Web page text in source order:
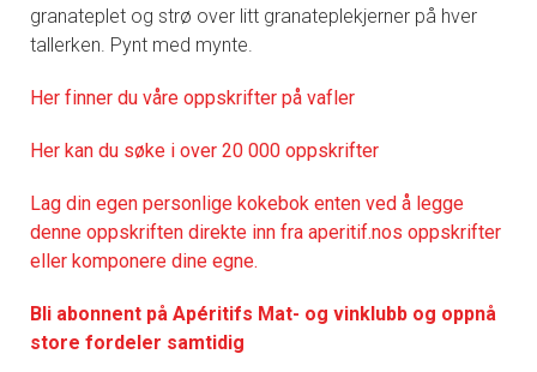
granateplet og strø over litt granateplekjerner på hver
tallerken. Pynt med mynte.
Her finner du våre oppskrifter på vafler
Her kan du søke i over 20 000 oppskrifter
Lag din egen personlige kokebok enten ved å legge
denne oppskriften direkte inn fra aperitif.nos oppskrifter
eller komponere dine egne.
Bli abonnent på Apéritifs Mat- og vinklubb og oppnå
store fordeler samtidig